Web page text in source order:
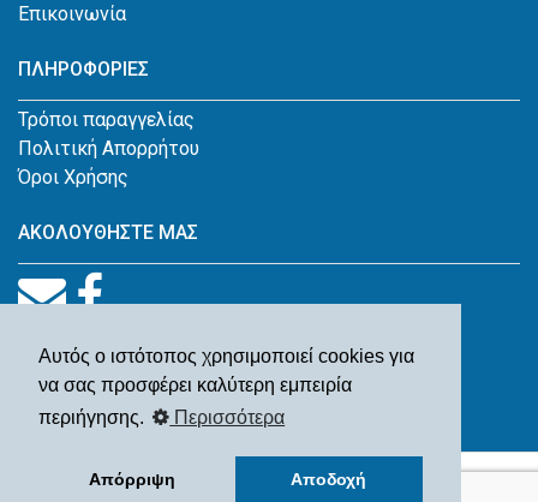
Αυτός ο ιστότοπος χρησιμοποιεί cookies για
να σας προσφέρει καλύτερη εμπειρία
περιήγησης.
Περισσότερα
Απόρριψη Αποδοχή
Επικοινωνία
ΠΛΗΡΟΦΟΡΙΕΣ
Τρόποι παραγγελίας
Πολιτική Απορρήτου
Όροι Χρήσης
ΑΚΟΛΟΥΘΗΣΤΕ ΜΑΣ
© Παλαιοβιβλιοπωλείο Ιωάννης Β. Κουγέας 2026